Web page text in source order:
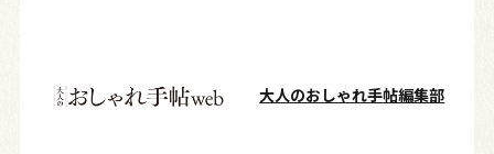
大人のおしゃれ手帖編集部